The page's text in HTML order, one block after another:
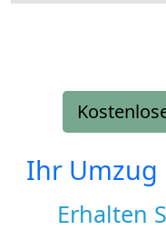
Ihr Umzug
Erhalten